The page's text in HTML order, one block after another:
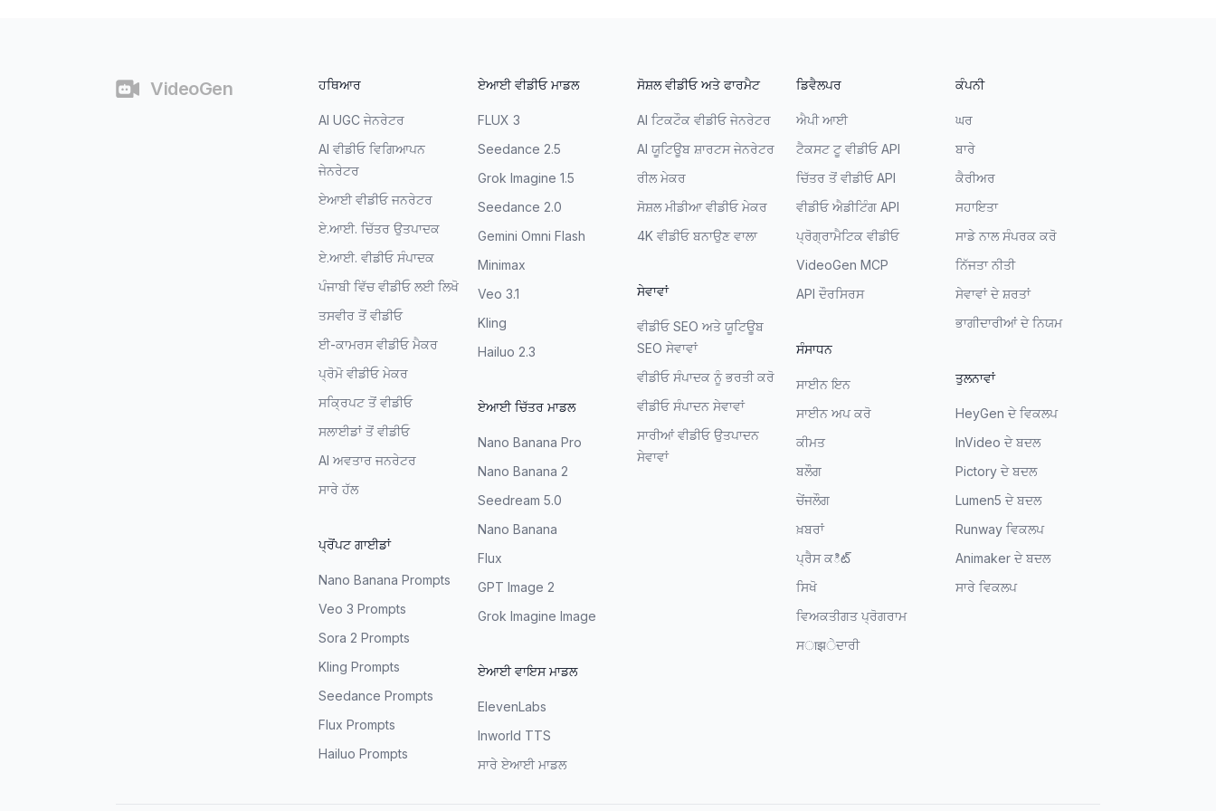
VideoGen ਹਥਿਆਰ
AI UGC ਜੇਨਰੇਟਰ
AI ਵੀਡੀਓ ਵਿਗਿਆਪਨ
ਜੇਨਰੇਟਰ
ਏਆਈ ਵੀਡੀਓ ਜਨਰੇਟਰ
ਏ.ਆਈ. ਚਿੱਤਰ ਉਤਪਾਦਕ
ਏ.ਆਈ. ਵੀਡੀਓ ਸੰਪਾਦਕ
ਪੰਜਾਬੀ ਵਿੱਚ ਵੀਡੀਓ ਲਈ ਲਿਖੋ
ਤਸਵੀਰ ਤੋਂ ਵੀਡੀਓ
ਈ-ਕਾਮਰਸ ਵੀਡੀਓ ਮੈਕਰ
ਪ੍ਰੋਮੋ ਵੀਡੀਓ ਮੇਕਰ
ਸਕ੍ਰਿਪਟ ਤੋਂ ਵੀਡੀਓ
ਸਲਾਈਡਾਂ ਤੋਂ ਵੀਡੀਓ
AI ਅਵਤਾਰ ਜਨਰੇਟਰ
ਸਾਰੇ ਹੱਲ
ਪ੍ਰੋਂਪਟ ਗਾਈਡਾਂ
Nano Banana Prompts
Veo 3 Prompts
Sora 2 Prompts
Kling Prompts
Seedance Prompts
Flux Prompts
Hailuo Prompts
ਏਆਈ ਵੀਡੀਓ ਮਾਡਲ
FLUX 3
Seedance 2.5
Grok Imagine 1.5
Seedance 2.0
Gemini Omni Flash
Minimax
Veo 3.1
Kling
Hailuo 2.3
ਏਆਈ ਚਿੱਤਰ ਮਾਡਲ
Nano Banana Pro
Nano Banana 2
Seedream 5.0
Nano Banana
Flux
GPT Image 2
Grok Imagine Image
ਏਆਈ ਵਾਇਸ ਮਾਡਲ
ElevenLabs
Inworld TTS
ਸਾਰੇ ਏਆਈ ਮਾਡਲ
ਸੋਸ਼ਲ ਵੀਡੀਓ ਅਤੇ ਫਾਰਮੈਟ
AI ਟਿਕਟੌਕ ਵੀਡੀਓ ਜੇਨਰੇਟਰ
AI ਯੂਟਿਊਬ ਸ਼ਾਰਟਸ ਜੇਨਰੇਟਰ
ਰੀਲ ਮੇਕਰ
ਸੋਸ਼ਲ ਮੀਡੀਆ ਵੀਡੀਓ ਮੇਕਰ
4K ਵੀਡੀਓ ਬਨਾਉਣ ਵਾਲਾ
ਸੇਵਾਵਾਂ
ਵੀਡੀਓ SEO ਅਤੇ ਯੂਟਿਊਬ
SEO ਸੇਵਾਵਾਂ
ਵੀਡੀਓ ਸੰਪਾਦਕ ਨੂੰ ਭਰਤੀ ਕਰੋ
ਵੀਡੀਓ ਸੰਪਾਦਨ ਸੇਵਾਵਾਂ
ਸਾਰੀਆਂ ਵੀਡੀਓ ਉਤਪਾਦਨ
ਸੇਵਾਵਾਂ
ਡਿਵੈਲਪਰ
ਐਪੀ ਆਈ
ਟੈਕਸਟ ਟੂ ਵੀਡੀਓ API
ਚਿੱਤਰ ਤੋਂ ਵੀਡੀਓ API
ਵੀਡੀਓ ਐਡੀਟਿੰਗ API
ਪ੍ਰੋਗ੍ਰਾਮੈਟਿਕ ਵੀਡੀਓ
VideoGen MCP
API ਦੌਰਸਿਰਸ
ਸੰਸਾਧਨ
ਸਾਈਨ ਇਨ
ਸਾਈਨ ਅਪ ਕਰੋ
ਕੀਮਤ
ਬਲੌਗ
ਚੇਂਜਲੌਗ
ਖ਼ਬਰਾਂ
ਪ੍ਰੈਸ ਕిట్
ਸਿਖੋ
ਵਿਅਕਤੀਗਤ ਪ੍ਰੋਗਰਾਮ
ਸाझੇਦਾਰੀ
ਕੰਪਨੀ
ਘਰ
ਬਾਰੇ
ਕੈਰੀਅਰ
ਸਹਾਇਤਾ
ਸਾਡੇ ਨਾਲ ਸੰਪਰਕ ਕਰੋ
ਨਿੱਜਤਾ ਨੀਤੀ
ਸੇਵਾਵਾਂ ਦੇ ਸ਼ਰਤਾਂ
ਭਾਗੀਦਾਰੀਆਂ ਦੇ ਨਿਯਮ
ਤੁਲਨਾਵਾਂ
HeyGen ਦੇ ਵਿਕਲਪ
InVideo ਦੇ ਬਦਲ
Pictory ਦੇ ਬਦਲ
Lumen5 ਦੇ ਬਦਲ
Runway ਵਿਕਲਪ
Animaker ਦੇ ਬਦਲ
ਸਾਰੇ ਵਿਕਲਪ